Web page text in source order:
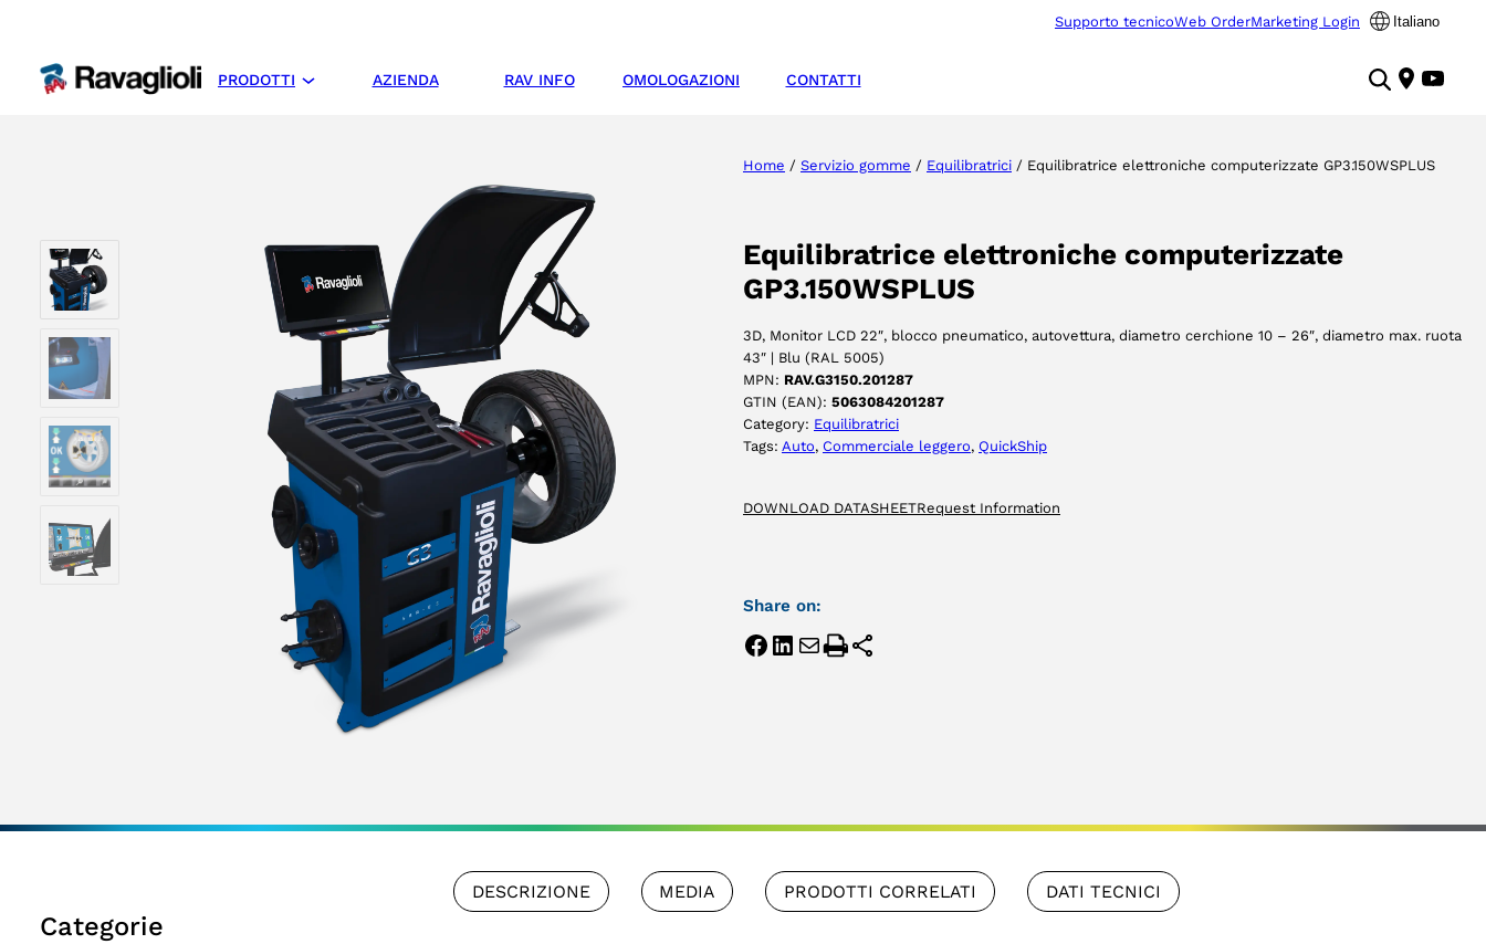
Supporto tecnicoWeb OrderMarketing Login Italiano
PRODOTTI AZIENDA RAV INFO OMOLOGAZIONI CONTATTI
Home / Servizio gomme / Equilibratrici / Equilibratrice elettroniche computerizzate GP3.150WSPLUS
Equilibratrice elettroniche computerizzate
GP3.150WSPLUS
3D, Monitor LCD 22″, blocco pneumatico, autovettura, diametro cerchione 10 – 26″, diametro max. ruota
43″ | Blu (RAL 5005)
MPN: RAV.G3150.201287
GTIN (EAN): 5063084201287
Category: Equilibratrici
Tags: Auto, Commerciale leggero, QuickShip
DOWNLOAD DATASHEETRequest Information
Share on:
Categorie
DESCRIZIONE MEDIA PRODOTTI CORRELATI DATI TECNICI